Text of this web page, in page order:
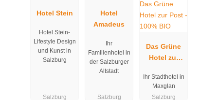
Hotel Stein
Hotel Stein-
Lifestyle Design
und Kunst in
Salzburg
Salzburg
Hotel
Amadeus
Ihr
Familienhotel in
der Salzburger
Altstadt
Salzburg
Das Grüne
Hotel zur
BIO
Ihr Stadthotel in
Maxglan
Salzburg